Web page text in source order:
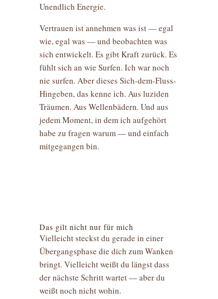
Unendlich Energie.
Vertrauen ist annehmen was ist — egal
wie, egal was — und beobachten was
sich entwickelt. Es gibt Kraft zurück. Es
fühlt sich an wie Surfen. Ich war noch
nie surfen. Aber dieses Sich-dem-Fluss-
Hingeben, das kenne ich. Aus luziden
Träumen. Aus Wellenbädern. Und aus
jedem Moment, in dem ich aufgehört
habe zu fragen warum — und einfach
mitgegangen bin.
Das gilt nicht nur für mich
Vielleicht steckst du gerade in einer
Übergangsphase die dich zum Wanken
bringt. Vielleicht weißt du längst dass
der nächste Schritt wartet — aber du
weißt noch nicht wohin.